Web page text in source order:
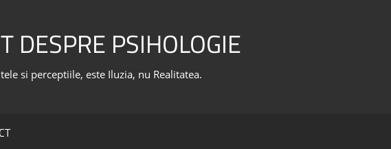
DESPRE PSIHOLOGIE
si perceptiile, este Iluzia, nu Realitatea.